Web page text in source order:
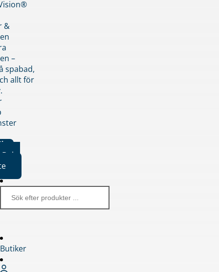
&
–
spabad,
allt för
Boka
Butiker